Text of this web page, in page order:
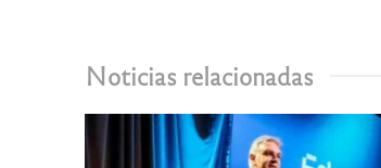
Noticias relacionadas